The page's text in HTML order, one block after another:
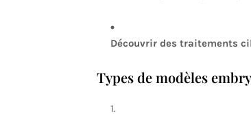
Découvrir des traitements
Types de modèles